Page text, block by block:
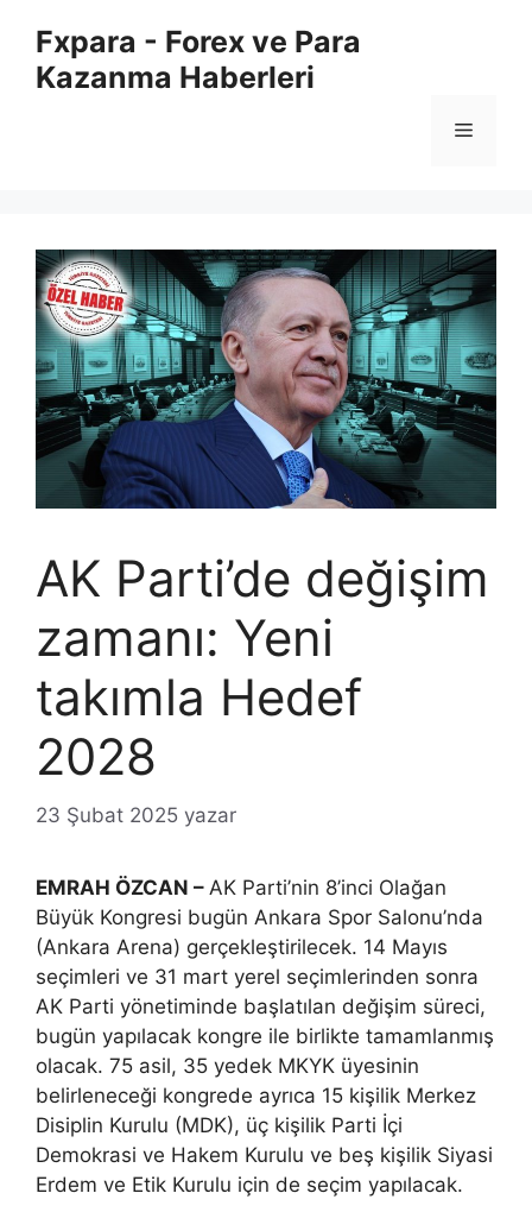
Fxpara - Forex ve Para
Kazanma Haberleri
Menü
AK Parti’de değişim
zamanı: Yeni
takımla Hedef
2028
23 Şubat 2025 yazar
EMRAH ÖZCAN – AK Parti’nin 8’inci Olağan
Büyük Kongresi bugün Ankara Spor Salonu’nda
(Ankara Arena) gerçekleştirilecek. 14 Mayıs
seçimleri ve 31 mart yerel seçimlerinden sonra
AK Parti yönetiminde başlatılan değişim süreci,
bugün yapılacak kongre ile birlikte tamamlanmış
olacak. 75 asil, 35 yedek MKYK üyesinin
belirleneceği kongrede ayrıca 15 kişilik Merkez
Disiplin Kurulu (MDK), üç kişilik Parti İçi
Demokrasi ve Hakem Kurulu ve beş kişilik Siyasi
Erdem ve Etik Kurulu için de seçim yapılacak.